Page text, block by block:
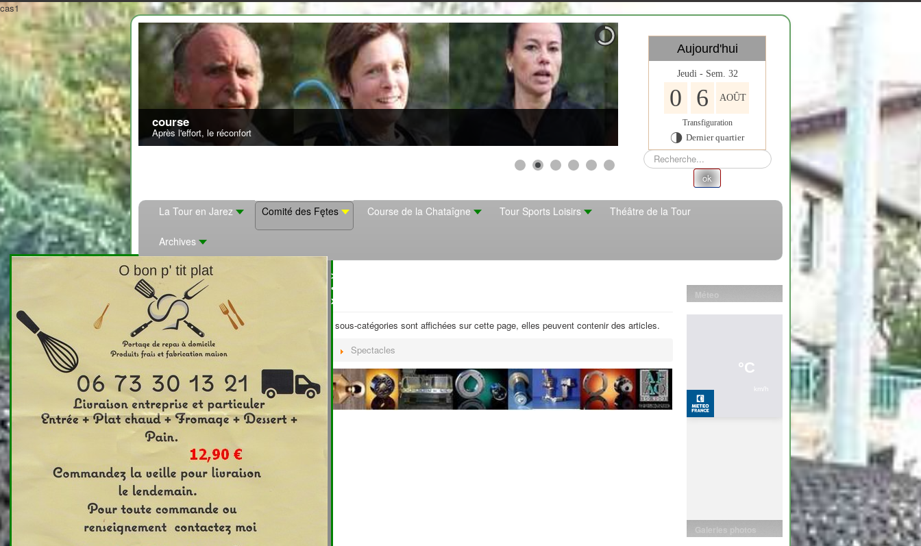
cas1
Aujourd'hui
Jeudi - Sem. 32
0 6 AOÛT
Transfiguration
T Dernier quartier
Rechercher
ok
La Tour en Jarez Comité des Fętes Course de la Chataîgne Tour Sports Loisirs Théâtre de la Tour
Archives
2708310
Spectacles
Il n'y a aucun article dans cette catégorie. Si des sous-catégories sont affichées sur cette page, elles peuvent contenir des articles.
Vous êtes ici : Accueil Spectacles
Méteo
Galeries photos
>
<
x